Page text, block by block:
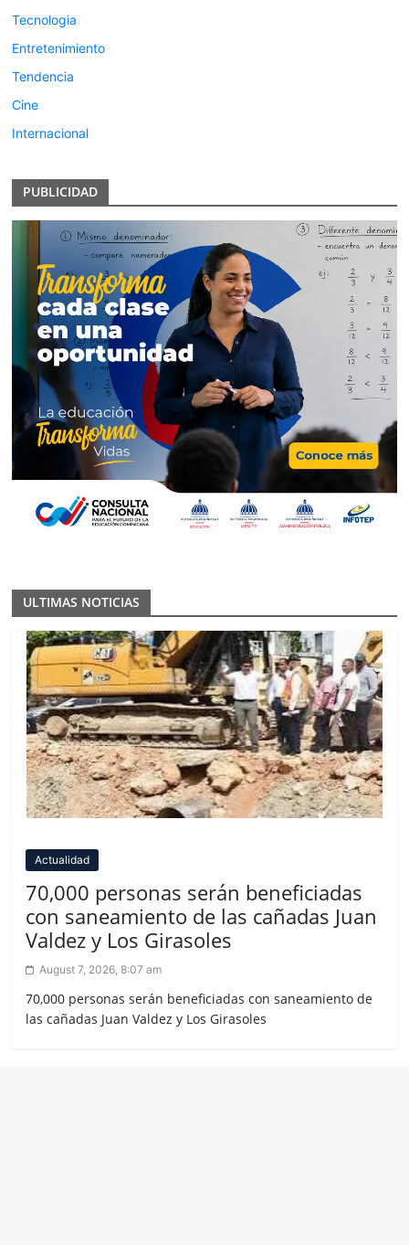
Tecnologia
Entretenimiento
Tendencia
Cine
Internacional
PUBLICIDAD
ULTIMAS NOTICIAS
Actualidad
70,000 personas serán beneficiadas
con saneamiento de las cañadas Juan
Valdez y Los Girasoles
August 7, 2026, 8:07 am
70,000 personas serán beneficiadas con saneamiento de
las cañadas Juan Valdez y Los Girasoles